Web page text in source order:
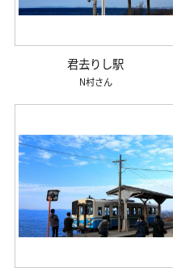
君去りし駅
N村